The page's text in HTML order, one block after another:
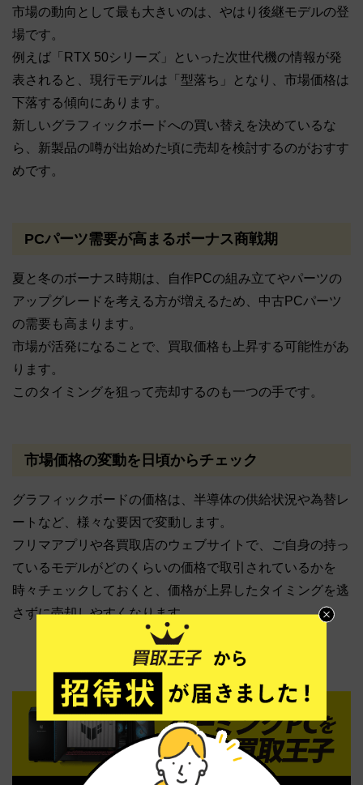
市場の動向として最も大きいのは、やはり後継モデルの登
場です。
例えば「RTX 50シリーズ」といった次世代機の情報が発
表されると、現行モデルは「型落ち」となり、市場価格は
下落する傾向にあります。
新しいグラフィックボードへの買い替えを決めているな
ら、新製品の噂が出始めた頃に売却を検討するのがおすす
めです。
PCパーツ需要が高まるボーナス商戦期
夏と冬のボーナス時期は、自作PCの組み立てやパーツの
アップグレードを考える方が増えるため、中古PCパーツ
の需要も高まります。
市場が活発になることで、買取価格も上昇する可能性があ
ります。
このタイミングを狙って売却するのも一つの手です。
市場価格の変動を日頃からチェック
グラフィックボードの価格は、半導体の供給状況や為替レ
ートなど、様々な要因で変動します。
フリマアプリや各買取店のウェブサイトで、ご自身の持っ
ているモデルがどのくらいの価格で取引されているかを
時々チェックしておくと、価格が上昇したタイミングを逃
さずに売却しやすくなります。
今すぐチェック！
買取王子の買取強化アイテムはこちら